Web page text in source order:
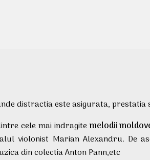
distractia este asigurata,
cele mai indragitemelodii
violonist Marian Alexandru.
din colectia Anton Pann,etc